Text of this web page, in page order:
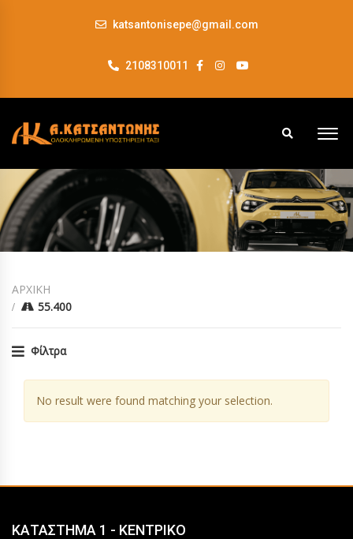
katsantonisepe@gmail.com
2108310011
ΑΡΧΙΚΗ
55.400
Φίλτρα
No result were found matching your selection.
ΚΑΤΑΣΤΗΜΑ 1 - ΚΕΝΤΡΙΚΟ